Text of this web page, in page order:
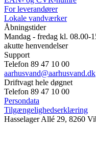
For leverandører
Lokale vandværker
Åbningstider
Mandag - fredag kl. 08.00-
akutte henvendelser
Support
Telefon 89 47 10 00
aarhusvand@aarhusvand.dk
Driftvagt hele døgnet
Telefon 89 47 10 00
Persondata
Tilgængelighedserklæring
Hasselager Allé 29, 8260